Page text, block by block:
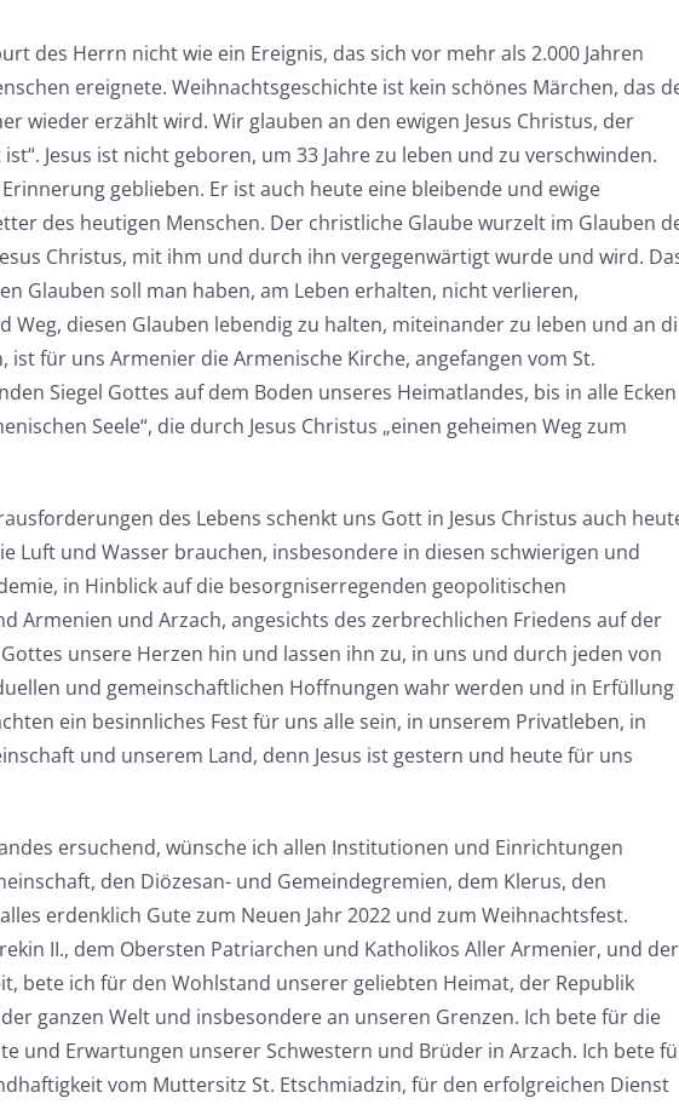
des Herrn nicht wie ein Ereignis, das sich vor mehr als 2.000 Jahren
ereignete. Weihnachtsgeschichte ist kein schönes Märchen, das
wieder erzählt wird. Wir glauben an den ewigen Jesus Christus, der
Jesus ist nicht geboren, um 33 Jahre zu leben und zu verschwinden.
geblieben. Er ist auch heute eine bleibende und ewige
des heutigen Menschen. Der christliche Glaube wurzelt im Glauben
Christus, mit ihm und durch ihn vergegenwärtigt wurde und wird.
Glauben soll man haben, am Leben erhalten, nicht verlieren,
Weg, diesen Glauben lebendig zu halten, miteinander zu leben und an
für uns Armenier die Armenische Kirche, angefangen vom St.
Siegel Gottes auf dem Boden unseres Heimatlandes, bis in alle Ecken
Seele“, die durch Jesus Christus „einen geheimen Weg zum
des Lebens schenkt uns Gott in Jesus Christus auch
Luft und Wasser brauchen, insbesondere in diesen schwierigen und
in Hinblick auf die besorgniserregenden geopolitischen
Armenien und Arzach, angesichts des zerbrechlichen Friedens auf der
unsere Herzen hin und lassen ihn zu, in uns und durch jeden von
und gemeinschaftlichen Hoffnungen wahr werden und in Erfüllung
ein besinnliches Fest für uns alle sein, in unserem Privatleben, in
und unserem Land, denn Jesus ist gestern und heute für uns
ersuchend, wünsche ich allen Institutionen und Einrichtungen
den Diözesan- und Gemeindegremien, dem Klerus, den
erdenklich Gute zum Neuen Jahr 2022 und zum Weihnachtsfest.
II., dem Obersten Patriarchen und Katholikos Aller Armenier, und der
bete ich für den Wohlstand unserer geliebten Heimat, der Republik
ganzen Welt und insbesondere an unseren Grenzen. Ich bete für die
und Erwartungen unserer Schwestern und Brüder in Arzach. Ich bete
vom Muttersitz St. Etschmiadzin, für den erfolgreichen Dienst